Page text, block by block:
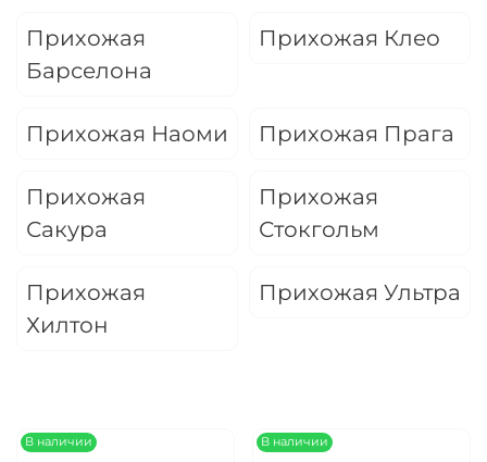
Прихожая
Барселона
Прихожая Клео
Прихожая Наоми Прихожая Прага
Прихожая
Сакура
Прихожая
Стокгольм
Прихожая
Хилтон
Прихожая Ультра
В наличии В наличии
Оплачивайте сегодня только25% картой
любого банка
Получайте товар
Оставшиеся
% будут
по25%каждые 2 недели